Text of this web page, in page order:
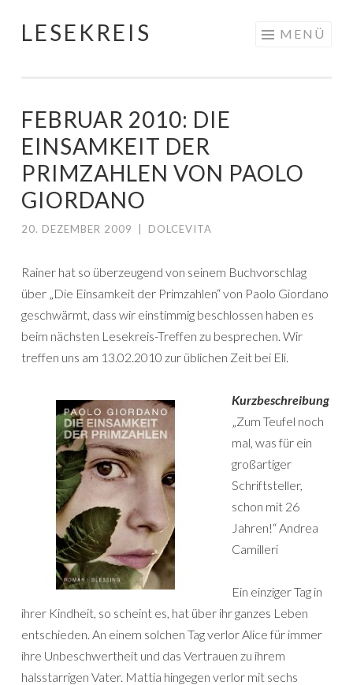
Springe
LESEKREIS MENÜ
FEBRUAR 2010: DIE
EINSAMKEIT DER
PRIMZAHLEN VON PAOLO
GIORDANO
20. DEZEMBER 2009 DOLCEVITA
Rainer hat so überzeugend von seinem Buchvorschlag
über „Die Einsamkeit der Primzahlen“ von Paolo Giordano
geschwärmt, dass wir einstimmig beschlossen haben es
beim nächsten Lesekreis-Treffen zu besprechen. Wir
treffen uns am 13.02.2010 zur üblichen Zeit bei Eli.
Kurzbeschreibung
„Zum Teufel noch
mal, was für ein
großartiger
Schriftsteller,
schon mit 26
Jahren!“ Andrea
Camilleri
Ein einziger Tag in
ihrer Kindheit, so scheint es, hat über ihr ganzes Leben
entschieden. An einem solchen Tag verlor Alice für immer
ihre Unbeschwertheit und das Vertrauen zu ihrem
halsstarrigen Vater. Mattia hingegen verlor mit sechs